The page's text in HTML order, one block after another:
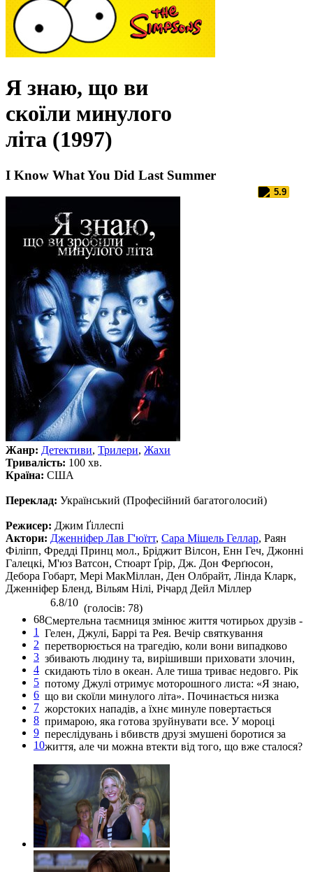
Я знаю, що ви
скоїли минулого
літа (1997)
I Know What You Did Last Summer
5.9
Жанр: Детективи, Трилери, Жахи
Тривалість: 100 хв.
Країна: США
Переклад: Український (Професійний багатоголосий)
Режисер: Джим Ґіллеспі
Актори: Дженніфер Лав Г'юїтт, Сара Мішель Геллар, Раян
Філіпп, Фредді Принц мол., Бріджит Вілсон, Енн Геч, Джонні
Галецкі, М'юз Ватсон, Стюарт Ґрір, Дж. Дон Ферґюсон,
Дебора Гобарт, Мері МакМіллан, Ден Олбрайт, Лінда Кларк,
Дженніфер Бленд, Вільям Нілі, Річард Дейл Міллер
68
1
2
3
4
5
6
7
8
9
10
6.8/10 (голосів: 78)
Смертельна таємниця змінює життя чотирьох друзів -
Гелен, Джулі, Баррі та Рея. Вечір святкування
перетворюється на трагедію, коли вони випадково
збивають людину та, вирішивши приховати злочин,
скидають тіло в океан. Але тиша триває недовго. Рік
потому Джулі отримує моторошного листа: «Я знаю,
що ви скоїли минулого літа». Починається низка
жорстоких нападів, а їхнє минуле повертається
примарою, яка готова зруйнувати все. У мороці
переслідувань і вбивств друзі змушені боротися за
життя, але чи можна втекти від того, що вже сталося?